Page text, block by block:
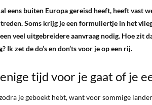
eens buiten Europa gereisd heeft, heeft vast
Soms krijg je een formuliertje in het
veel uitgebreidere aanvraag nodig. Hoe zit
Ik zet de do’s en don’ts voor je op een rij.
tijd voor je gaat of je
je geboekt hebt, want voor sommige